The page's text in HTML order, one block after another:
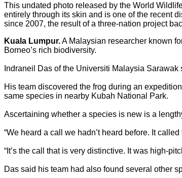
This undated photo released by the World
entirely through its skin and is one of the recent
since 2007, the result of a three-nation project
Kuala Lumpur.A Malaysian researcher known
Borneo’s rich biodiversity.
Indraneil Das of the Universiti Malaysia
His team discovered the frog during an
same species in nearby Kubah National Park.
Ascertaining whether a species is new is a
“We heard a call we hadn’t heard before. It
“It’s the call that is very distinctive. It was high-
Das said his team had also found several other